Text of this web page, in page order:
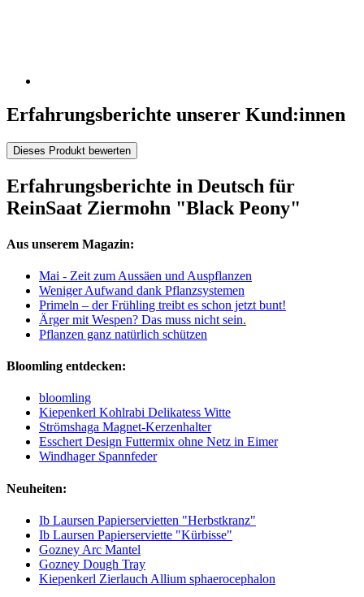
Erfahrungsberichte unserer Kund:innen
Dieses Produkt bewerten
Erfahrungsberichte in Deutsch für
ReinSaat Ziermohn "Black Peony"
Aus unserem Magazin:
Mai - Zeit zum Aussäen und Auspflanzen
Weniger Aufwand dank Pflanzsystemen
Primeln – der Frühling treibt es schon jetzt bunt!
Ärger mit Wespen? Das muss nicht sein.
Pflanzen ganz natürlich schützen
Bloomling entdecken:
bloomling
Kiepenkerl Kohlrabi Delikatess Witte
Strömshaga Magnet-Kerzenhalter
Esschert Design Futtermix ohne Netz in Eimer
Windhager Spannfeder
Neuheiten:
Ib Laursen Papierservietten "Herbstkranz"
Ib Laursen Papierserviette "Kürbisse"
Gozney Arc Mantel
Gozney Dough Tray
Kiepenkerl Zierlauch Allium sphaerocephalon